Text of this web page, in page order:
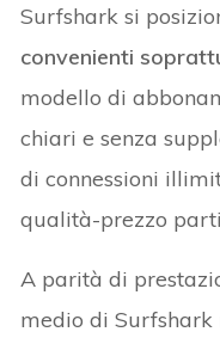
Surfshark si
convenienti
modello di
chiari e senza
di connessioni
qualità-prezzo
A parità di
medio di